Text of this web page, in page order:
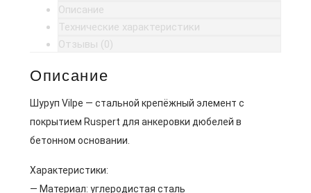
Описание
Технические характеристики
Отзывы (0)
Описание
Шуруп Vilpe — стальной крепёжный элемент с
покрытием Ruspert для анкеровки дюбелей в
бетонном основании.
Характеристики:
— Материал: углеродистая сталь